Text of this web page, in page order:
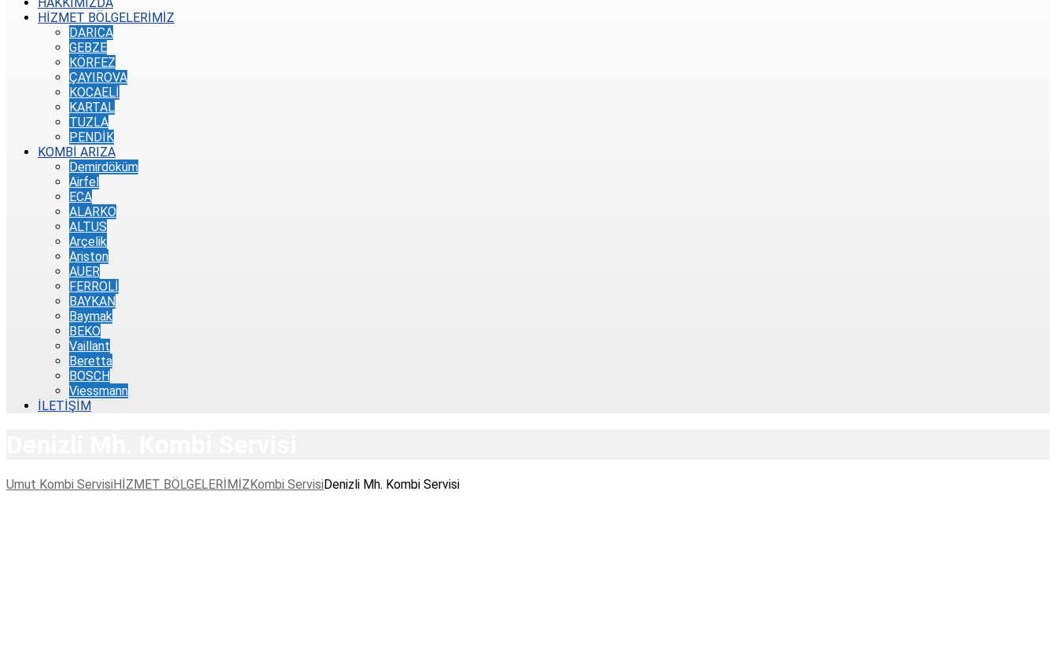
HİZMET BÖLGELERİMİZ
DARICA
GEBZE
KÖRFEZ
ÇAYIROVA
KOCAELİ
KARTAL
TUZLA
PENDİK
KOMBİ ARIZA
Demirdöküm
Airfel
ECA
ALARKO
ALTUS
Arçelik
Ariston
AUER
FERROLİ
BAYKAN
Baymak
BEKO
Vaillant
Beretta
BOSCH
Viessmann
İLETİŞİM
Umut Kombi ServisiHİZMET BÖLGELERİMİZKombi ServisiDenizli Mh. Kombi Servisi